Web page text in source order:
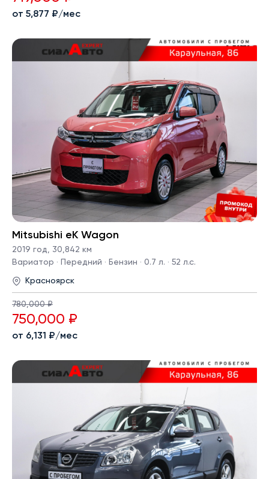
от 5,877 ₽/мес
Mitsubishi eK Wagon
2019 год, 30,842 км
Вариатор · Передний · Бензин · 0.7 л. · 52 л.с.
Красноярск
780,000 ₽
750,000 ₽
от 6,131 ₽/мес